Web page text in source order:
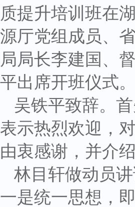
质提升培训班在
源厅党组成员、
局局长李建国、
平出席开班仪式
吴铁平致辞。
表示热烈欢迎，
由衷感谢，并介
林目轩做动员
一是统一思想，